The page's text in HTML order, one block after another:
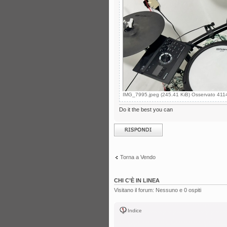
IMG_7995.jpeg (245.41 KiB) Osservato
Do it the best you can
Rispondi al
messaggio
Torna a Vendo
CHI C’È IN LINEA
Visitano il forum: Nessuno e 0 ospiti
Indice